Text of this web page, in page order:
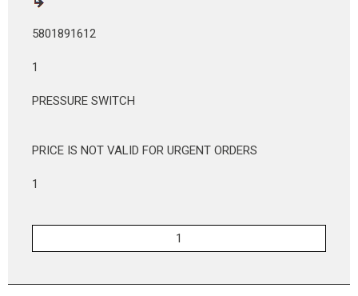
5801891612
1
PRESSURE SWITCH
PRICE IS NOT VALID FOR URGENT ORDERS
1